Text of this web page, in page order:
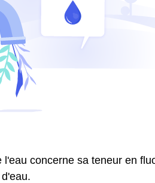
concerne sa teneur en